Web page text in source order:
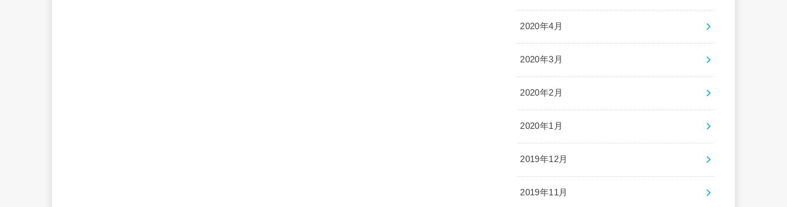
2020年4月
2020年3月
2020年2月
2020年1月
2019年12月
2019年11月